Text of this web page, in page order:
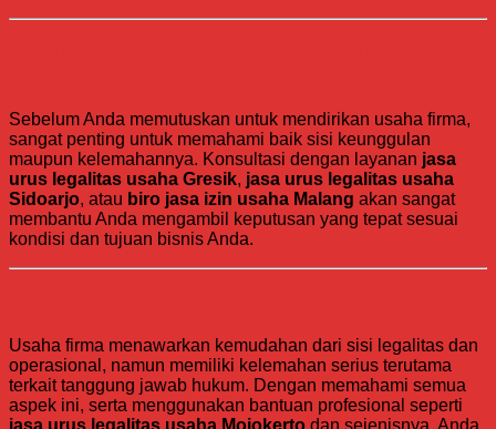
Sebelum Anda memutuskan untuk mendirikan usaha firma,
sangat penting untuk memahami baik sisi keunggulan
maupun kelemahannya. Konsultasi dengan layanan jasa
urus legalitas usaha Gresik, jasa urus legalitas usaha
Sidoarjo, atau biro jasa izin usaha Malang akan sangat
membantu Anda mengambil keputusan yang tepat sesuai
kondisi dan tujuan bisnis Anda.
Usaha firma menawarkan kemudahan dari sisi legalitas dan
operasional, namun memiliki kelemahan serius terutama
terkait tanggung jawab hukum. Dengan memahami semua
aspek ini, serta menggunakan bantuan profesional seperti
jasa urus legalitas usaha Mojokerto dan sejenisnya, Anda